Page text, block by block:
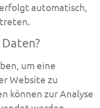
automatisch,
um eine
Website zu
können zur Analyse